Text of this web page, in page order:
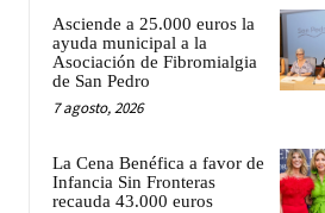
Asciende a 25.000 euros la
ayuda municipal a la
Asociación de Fibromialgia
de San Pedro
7 agosto, 2026
La Cena Benéfica a favor de
Infancia Sin Fronteras
recauda 43.000 euros